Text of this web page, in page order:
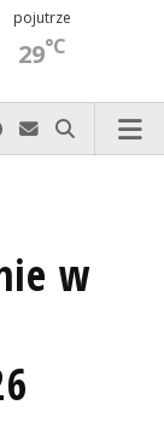
pojutrze
29°C
zadzwoń
u
X
nas na Instagram-ie
nas na TikTok-u
Szukaj nas na Spotify
Wyślij do nas
Szukaj
w